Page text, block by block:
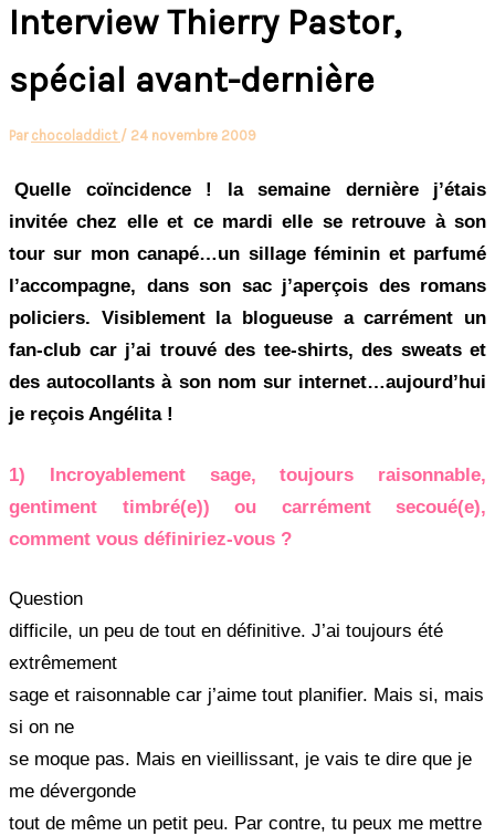
Interview Thierry Pastor,
spécial avant-dernière
Par chocoladdict / 24 novembre 2009
Quelle coïncidence ! la semaine dernière j’étais
invitée chez elle et ce mardi elle se retrouve à son
tour sur mon canapé…un sillage féminin et parfumé
l’accompagne, dans son sac j’aperçois des romans
policiers. Visiblement la blogueuse a carrément un
fan-club car j’ai trouvé des tee-shirts, des sweats et
des autocollants à son nom sur internet…aujourd’hui
je reçois Angélita !
1) Incroyablement sage, toujours raisonnable,
gentiment timbré(e)) ou carrément secoué(e),
comment vous définiriez-vous ?
Question
difficile, un peu de tout en définitive. J’ai toujours été
extrêmement
sage et raisonnable car j’aime tout planifier. Mais si, mais
si on ne
se moque pas. Mais en vieillissant, je vais te dire que je
me dévergonde
tout de même un petit peu. Par contre, tu peux me mettre